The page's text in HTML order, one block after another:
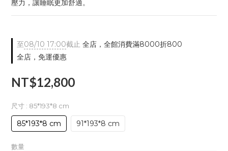
壓力，讓睡眠更加舒適。
至08/10 17:00截止 全店，全館消費滿8000折800
全店，免運優惠
NT$12,800
尺寸 : 85*193*8 cm
85*193*8 cm 91*193*8 cm
數量